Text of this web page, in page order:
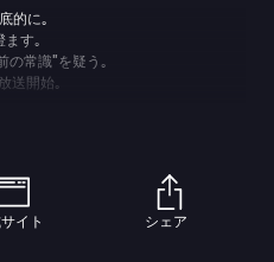
的に｡
ます｡
の常識"を疑う｡
送開始｡
イト シェア